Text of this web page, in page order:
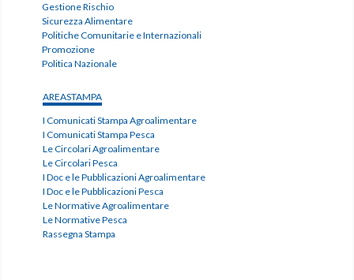
Gestione Rischio
Sicurezza Alimentare
Politiche Comunitarie e Internazionali
Promozione
Politica Nazionale
AREASTAMPA
I Comunicati Stampa Agroalimentare
I Comunicati Stampa Pesca
Le Circolari Agroalimentare
Le Circolari Pesca
I Doc e le Pubblicazioni Agroalimentare
I Doc e le Pubblicazioni Pesca
Le Normative Agroalimentare
Le Normative Pesca
Rassegna Stampa